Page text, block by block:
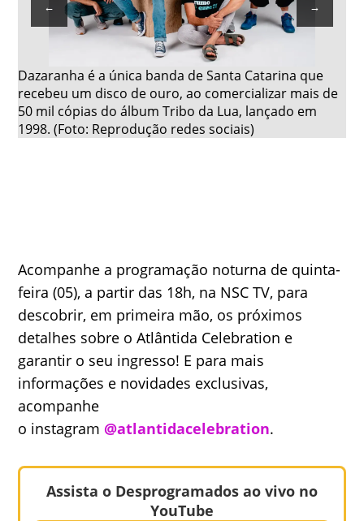
Dazaranha é a única banda de Santa Catarina que
recebeu um disco de ouro, ao comercializar mais de
50 mil cópias do álbum Tribo da Lua, lançado em
1998. (Foto: Reprodução redes sociais)
← →
Acompanhe a programação noturna de quinta-
feira (05), a partir das 18h, na NSC TV, para
descobrir, em primeira mão, os próximos
detalhes sobre o Atlântida Celebration e
garantir o seu ingresso! E para mais
informações e novidades exclusivas,
acompanhe
o instagram @atlantidacelebration.
Assista o Desprogramados ao vivo no
YouTube